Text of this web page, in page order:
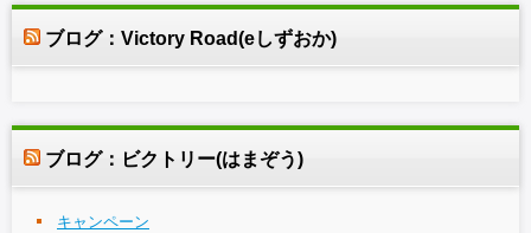
ブログ：Victory Road(eしずおか)
ブログ：ビクトリー(はまぞう)
キャンペーン